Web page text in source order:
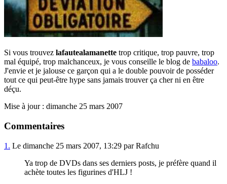
Si vous trouvez lafautealamanette trop critique, trop pauvre, trop
mal équipé, trop malchanceux, je vous conseille le blog de babaloo.
J'envie et je jalouse ce garçon qui a le double pouvoir de posséder
tout ce qui peut-être hype sans jamais trouver ça cher ni en être
déçu.
Mise à jour : dimanche 25 mars 2007
Commentaires
1. Le dimanche 25 mars 2007, 13:29 par Rafchu
Ya trop de DVDs dans ses derniers posts, je préfère quand il
achète toutes les figurines d'HLJ !